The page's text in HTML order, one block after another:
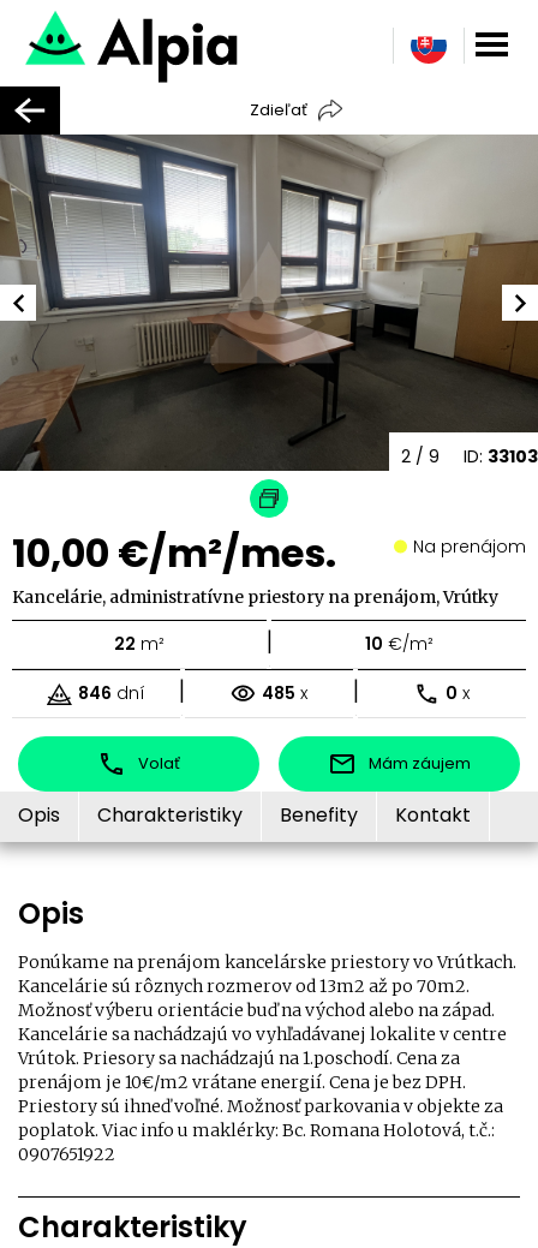
Zdieľať
ID: 33103
2 / 9
10,00 €/m²/mes. Na prenájom
Kancelárie, administratívne priestory na prenájom, Vrútky
22 m² | 10 €/m²
846 dní | 485 x | 0 x
Volať Mám záujem
Opis Charakteristiky Benefity Kontakt
Opis
Ponúkame na prenájom kancelárske priestory vo Vrútkach.
Kancelárie sú rôznych rozmerov od 13m2 až po 70m2.
Možnosť výberu orientácie buď na východ alebo na západ.
Kancelárie sa nachádzajú vo vyhľadávanej lokalite v centre
Vrútok. Priesory sa nachádzajú na 1.poschodí. Cena za
prenájom je 10€/m2 vrátane energií. Cena je bez DPH.
Priestory sú ihneď voľné. Možnosť parkovania v objekte za
poplatok. Viac info u maklérky: Bc. Romana Holotová, t.č.:
0907651922
Charakteristiky